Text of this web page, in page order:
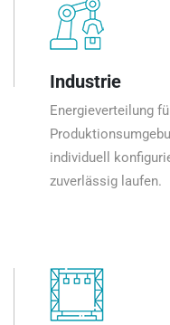
Industrie
Energieverteilung
individuell
zuverlässig laufen.